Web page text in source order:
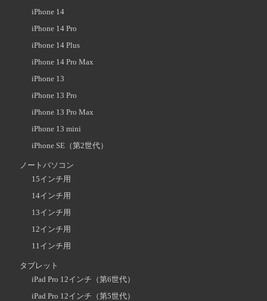
iPhone 14
iPhone 14 Pro
iPhone 14 Plus
iPhone 14 Pro Max
iPhone 13
iPhone 13 Pro
iPhone 13 Pro Max
iPhone 13 mini
iPhone SE（第2世代）
ノートパソコン
15インチ用
14インチ用
13インチ用
12インチ用
11インチ用
タブレット
iPad Pro 12インチ（第6世代）
iPad Pro 12インチ（第5世代）